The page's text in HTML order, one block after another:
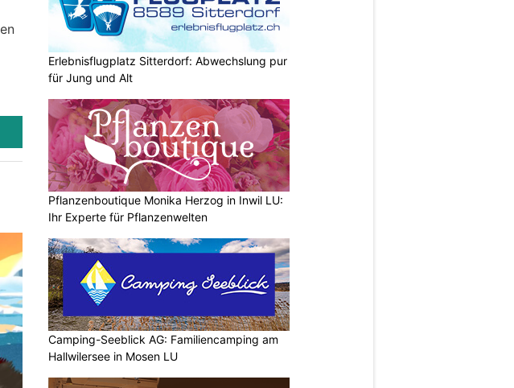
Erlebnisflugplatz Sitterdorf: Abwechslung pur
für Jung und Alt
Pflanzenboutique Monika Herzog in Inwil LU:
Ihr Experte für Pflanzenwelten
Camping-Seeblick AG: Familiencamping am
Hallwilersee in Mosen LU